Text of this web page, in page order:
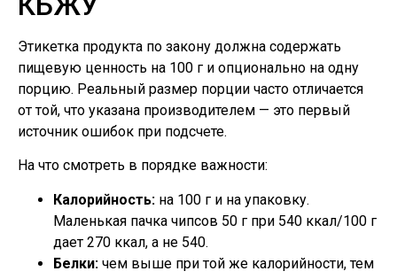
Этикетка продукта по закону должна содержать
пищевую ценность на 100 г и опционально на одну
порцию. Реальный размер порции часто отличается
от той, что указана производителем — это первый
источник ошибок при подсчете.
На что смотреть в порядке важности:
Калорийность: на 100 г и на упаковку.
Маленькая пачка чипсов 50 г при 540 ккал/100 г
дает 270 ккал, а не 540.
Белки: чем выше при той же калорийности, тем